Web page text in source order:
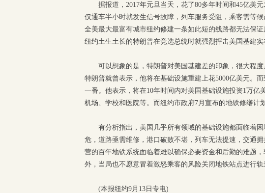
据报道，2017年元旦当天，花了80多年时间和45亿美
仅通车半小时就发生信号故障，列车服务受阻，乘客需等
全美最大最富有城市纽约修建一条如此短的线路都无法保
纽约土生土长的特朗普在竞选总统时就强烈抨击美国基建实
可以想象的是，特朗普对美国基建差的印象，很大程
特朗普就曾表示，他将在基础设施重建上花5000亿美元。
一番。他表示，将在10年时间内对美国基础设施投资1万亿
机场、学校和医院等。而纽约市政府7月宣布的地铁修缮计
有分析指出，美国几乎所有领域的基础设施都面临着
危，道路亟需维修，港口破败不堪，列车无法提速，交通
营的百年地铁系统面临着难以确保必要资金和后勤的难题
外，当局也不愿意冒着激怒乘客的风险关闭地铁站点进行轨
(本报纽约9月13日专电)